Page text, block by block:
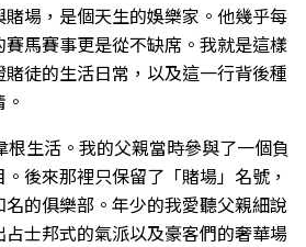
場，是個天生的娛樂家。他幾乎每
馬賽事更是從不缺席。我就是這樣
徒的生活日常，以及這一行背後種
生活。我的父親當時參與了一個負
後來那裡只保留了「賭場」名號，
的俱樂部。年少的我愛聽父親細說
士邦式的氣派以及豪客們的奢華場